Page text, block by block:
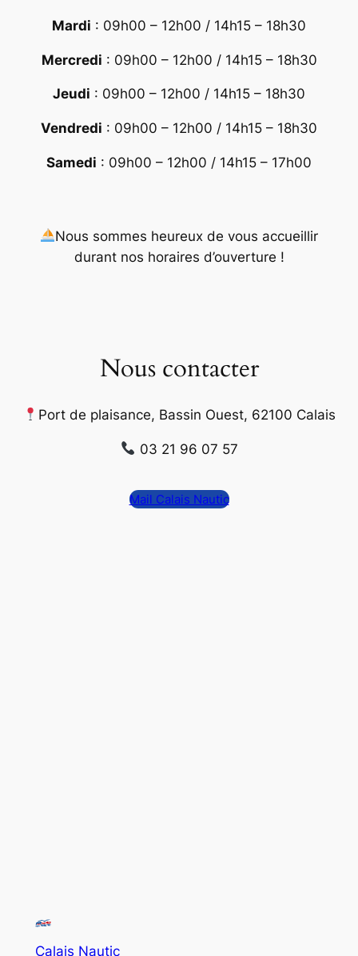
Mardi : 09h00 – 12h00 / 14h15 – 18h30
Mercredi : 09h00 – 12h00 / 14h15 – 18h30
Jeudi : 09h00 – 12h00 / 14h15 – 18h30
Vendredi : 09h00 – 12h00 / 14h15 – 18h30
Samedi : 09h00 – 12h00 / 14h15 – 17h00
Nous sommes heureux de vous accueillir
durant nos horaires d’ouverture !
Nous contacter
Port de plaisance, Bassin Ouest, 62100 Calais
03 21 96 07 57
Mail Calais Nautic
Calais Nautic